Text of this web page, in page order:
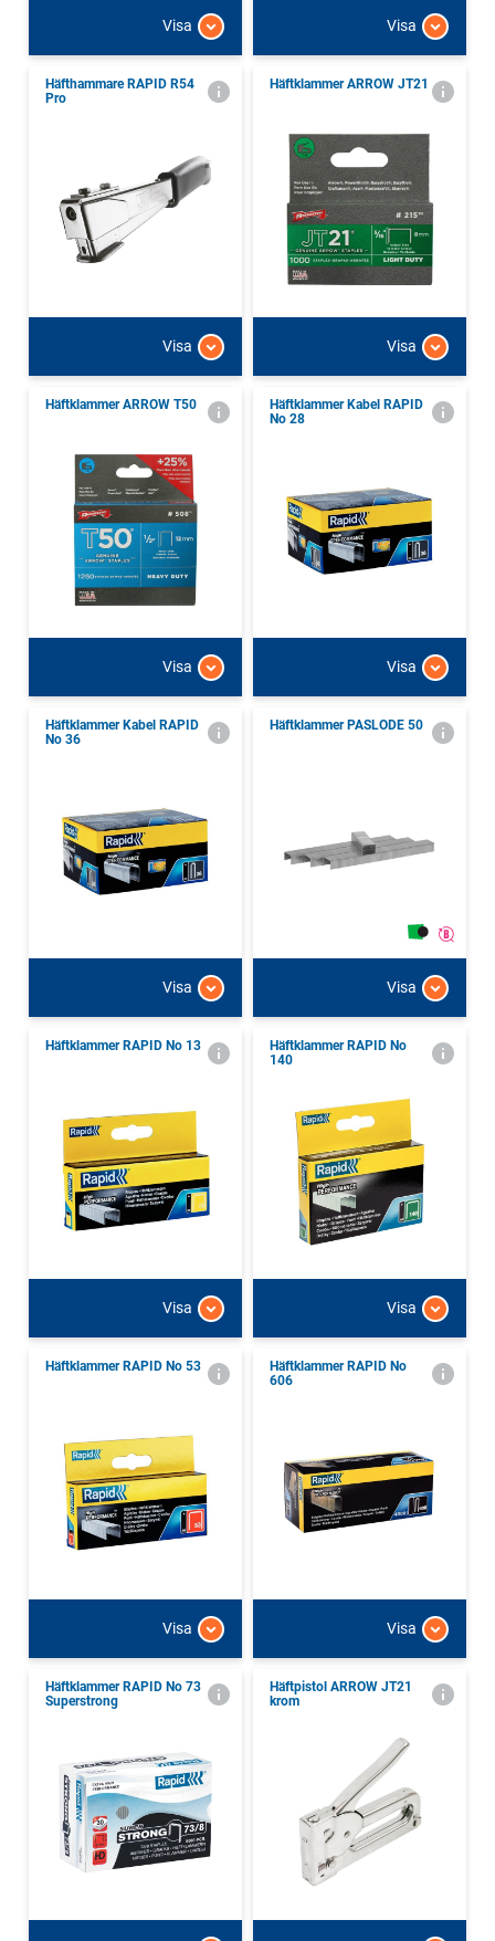
Visa Visa
Häfthammare RAPID R54
Pro
Visa
Häftklammer ARROW JT21
Visa
Häftklammer ARROW T50
Visa
Häftklammer Kabel RAPID
No 28
Visa
Häftklammer Kabel RAPID
No 36
Visa
Häftklammer PASLODE 50
Visa
Häftklammer RAPID No 13
Visa
Häftklammer RAPID No
140
Visa
Häftklammer RAPID No 53
Visa
Häftklammer RAPID No
606
Visa
Häftklammer RAPID No 73
Superstrong
Häftpistol ARROW JT21
krom